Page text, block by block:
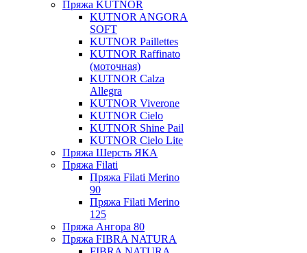
Пряжа KUTNOR
KUTNOR ANGORA
SOFT
KUTNOR Paillettes
KUTNOR Raffinato
(моточная)
KUTNOR Calza
Allegra
KUTNOR Viverone
KUTNOR Cielo
KUTNOR Shine Pail
KUTNOR Cielo Lite
Пряжа Шерсть ЯКА
Пряжа Filati
Пряжа Filati Merino
90
Пряжа Filati Merino
125
Пряжа Ангора 80
Пряжа FIBRA NATURA